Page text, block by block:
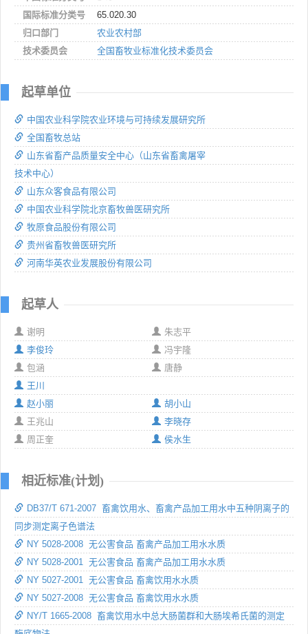
国际标准分类号
65.020.30
归口部门
农业农村部
技术委员会
全国畜牧业标准化技术委员会
起草单位
中国农业科学院农业环境与可持续发展研究所
全国畜牧总站
山东省畜产品质量安全中心（山东省畜禽屠宰
技术中心）
山东众客食品有限公司
中国农业科学院北京畜牧兽医研究所
牧原食品股份有限公司
贵州省畜牧兽医研究所
河南华英农业发展股份有限公司
起草人
谢明
朱志平
李俊玲
冯宇隆
包涵
唐静
王川
赵小丽
胡小山
王兆山
李晓存
周正奎
侯水生
相近标准(计划)
DB37/T 671-2007 畜禽饮用水、畜禽产品加工用水中五种阴离子的
同步测定离子色谱法
NY 5028-2008 无公害食品 畜禽产品加工用水水质
NY 5028-2001 无公害食品 畜禽产品加工用水水质
NY 5027-2001 无公害食品 畜禽饮用水水质
NY 5027-2008 无公害食品 畜禽饮用水水质
NY/T 1665-2008 畜禽饮用水中总大肠菌群和大肠埃希氏菌的测定